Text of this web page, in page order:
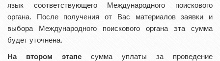
язык соответствующего Международного поискового
органа. После получения от Вас материалов заявки и
выбора Международного поискового органа эта сумма
будет уточнена.
На втором этапе сумма уплаты за проведение